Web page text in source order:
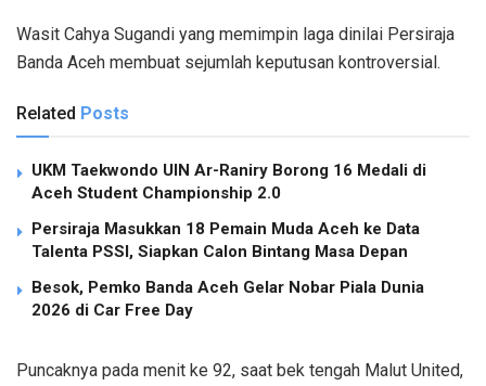
Wasit Cahya Sugandi yang memimpin laga dinilai Persiraja
Banda Aceh membuat sejumlah keputusan kontroversial.
Related Posts
UKM Taekwondo UIN Ar-Raniry Borong 16 Medali di
Aceh Student Championship 2.0
Persiraja Masukkan 18 Pemain Muda Aceh ke Data
Talenta PSSI, Siapkan Calon Bintang Masa Depan
Besok, Pemko Banda Aceh Gelar Nobar Piala Dunia
2026 di Car Free Day
Puncaknya pada menit ke 92, saat bek tengah Malut United,